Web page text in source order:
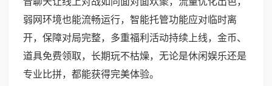
弱网环境也能流畅运行，智能托管功能应对临时离
开，保障对局完整，多重福利活动持续上线，金币、
道具免费领取，长期玩不枯燥，无论是休闲娱乐还是
专业比拼，都能获得完美体验。